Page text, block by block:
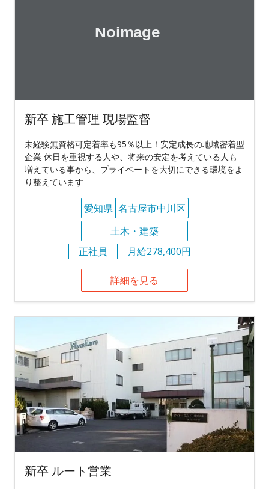
新卒 施工管理 現場監督
未経験無資格可定着率も95％以上！安定成長の地域密着型
企業 休日を重視する人や、将来の安定を考えている人も
増えている事から、プライベートを大切にできる環境をよ
り整えています
愛知県 名古屋市中川区
土木・建築
正社員
月給278,400円
詳細を見る
新卒 ルート営業